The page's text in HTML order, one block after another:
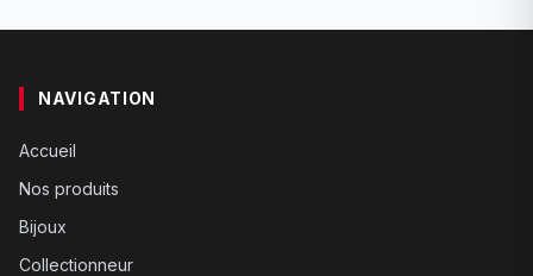
NAVIGATION
Accueil
Nos produits
Bijoux
Collectionneur